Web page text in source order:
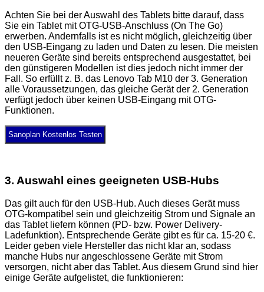
Achten Sie bei der Auswahl des Tablets bitte darauf, dass
Sie ein Tablet mit OTG-USB-Anschluss (On The Go)
erwerben. Andernfalls ist es nicht möglich, gleichzeitig über
den USB-Eingang zu laden und Daten zu lesen. Die meisten
neueren Geräte sind bereits entsprechend ausgestattet, bei
den günstigeren Modellen ist dies jedoch nicht immer der
Fall. So erfüllt z. B. das Lenovo Tab M10 der 3. Generation
alle Voraussetzungen, das gleiche Gerät der 2. Generation
verfügt jedoch über keinen USB-Eingang mit OTG-
Funktionen.
Sanoplan Kostenlos Testen
3. Auswahl eines geeigneten USB-Hubs
Das gilt auch für den USB-Hub. Auch dieses Gerät muss
OTG-kompatibel sein und gleichzeitig Strom und Signale an
das Tablet liefern können (PD- bzw. Power Delivery-
Ladefunktion). Entsprechende Geräte gibt es für ca. 15-20 €.
Leider geben viele Hersteller das nicht klar an, sodass
manche Hubs nur angeschlossene Geräte mit Strom
versorgen, nicht aber das Tablet. Aus diesem Grund sind hier
einige Geräte aufgelistet, die funktionieren: